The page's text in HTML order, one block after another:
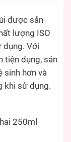
được sản
lượng ISO
dụng. Với
tiện dụng, sản
sinh hơn và
khi sử dụng.
250ml